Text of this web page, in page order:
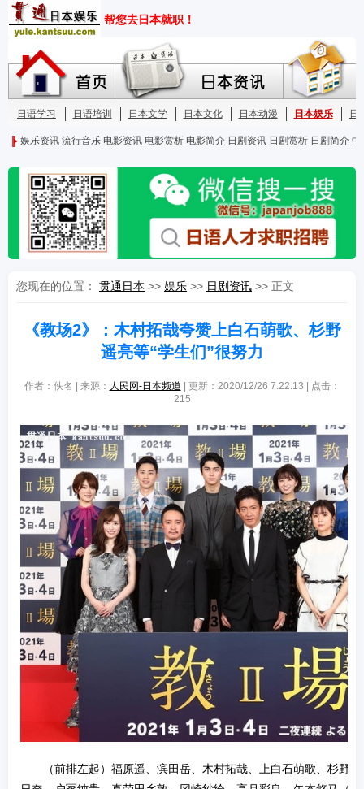
您现在的位置： 贯通日本 >> 娱乐 >> 日剧资讯 >> 正文
《教场2》：木村拓哉夸赞上白石萌歌、杉野
遥亮等“学生们”很努力
作者：佚名 | 来源： 人民网-日本频道 | 更新：2020/12/26 7:22:13 | 点击：
215
（前排左起）福原遥、滨田岳、木村拓哉、上白石萌歌、杉野